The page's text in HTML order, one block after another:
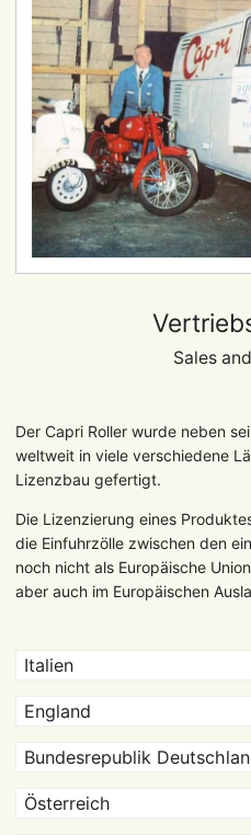
Sales
Der Capri Roller wurde neben
weltweit in viele verschiedene
Lizenzbau gefertigt.
Die Lizenzierung eines
die Einfuhrzölle zwischen den
noch nicht als Europäische
aber auch im Europäischen
Italien
England
Bundesrepublik
Österreich